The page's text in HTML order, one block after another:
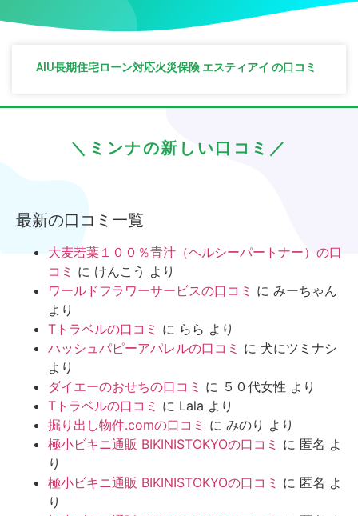
AIU長期住宅ローン対応火災保険 エスティアイ の口コミ
＼ミンナの新しい口コミ／
最新の口コミ一覧
大麦若葉１００％青汁（ヘルシーパートナー）の口
コミ に けんこう より
ワールドフラワーサービスの口コミ に みーちゃん
より
Tトラベルの口コミ に らら より
ハッシュパピーアパレルの口コミ に 犬にツミナシ
より
ダイエーのおせちの口コミ に ５０代女性 より
Tトラベルの口コミ に Lala より
掘り出し物件.comの口コミ に みのり より
極小ビキニ通販 BIKINISTOKYOの口コミ に 匿名 よ
り
極小ビキニ通販 BIKINISTOKYOの口コミ に 匿名 よ
り